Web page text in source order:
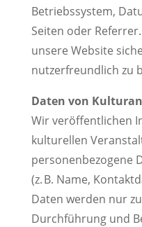
Betriebssystem,
Seiten oder
unsere Website
nutzerfreundlich zu
Daten von
Wir veröffentlichen
kulturellen
personenbezogene
(z. B. Name,
Daten werden nur
Durchführung und